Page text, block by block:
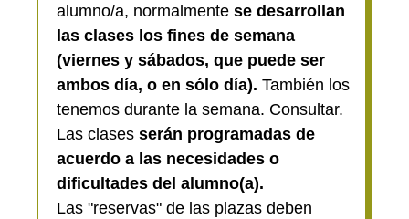
alumno/a, normalmente se desarrollan
las clases los fines de semana
(viernes y sábados, que puede ser
ambos día, o en sólo día). También los
tenemos durante la semana. Consultar.
Las clases serán programadas de
acuerdo a las necesidades o
dificultades del alumno(a).
Las "reservas" de las plazas deben